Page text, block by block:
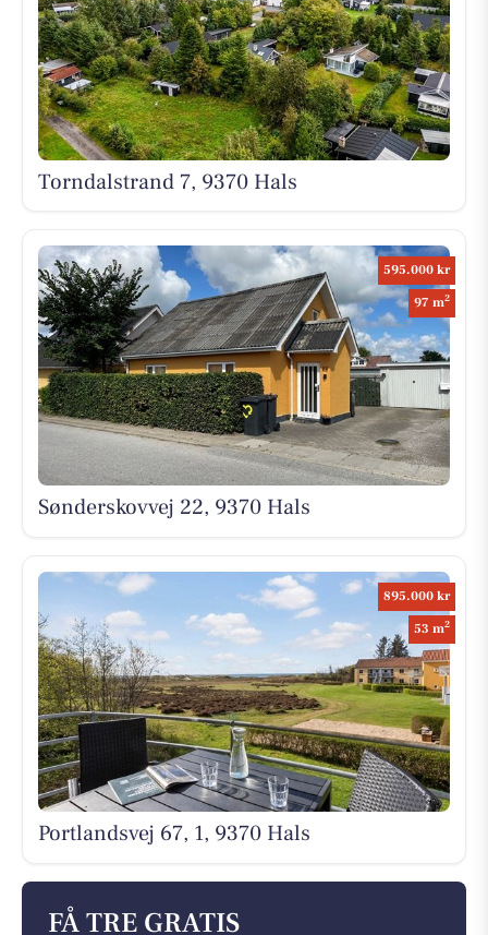
Torndalstrand 7, 9370 Hals
595.000 kr
97 m2
Sønderskovvej 22, 9370 Hals
895.000 kr
53 m2
Portlandsvej 67, 1, 9370 Hals
FÅ TRE GRATIS